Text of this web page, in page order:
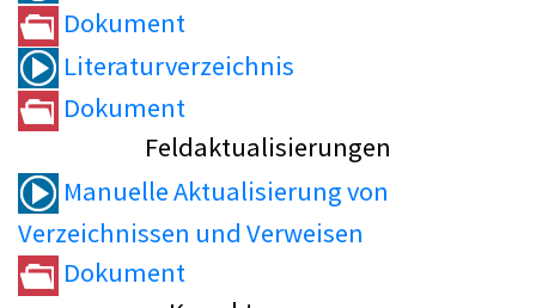
Dokument
Literaturverzeichnis
Dokument
Feldaktualisierungen
Manuelle Aktualisierung von
Verzeichnissen und Verweisen
Dokument